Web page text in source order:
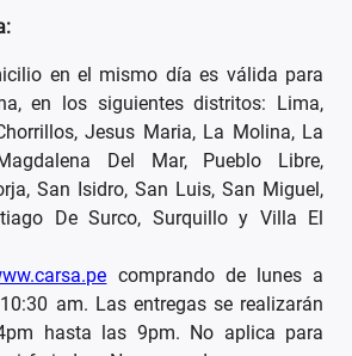
en el mismo día es válida para
en los siguientes distritos: Lima,
Jesus Maria, La Molina, La
Del Mar, Pueblo Libre,
San Isidro, San Luis, San Miguel,
De Surco, Surquillo y Villa El
comprando de lunes a
am. Las entregas se realizarán
hasta las 9pm. No aplica para